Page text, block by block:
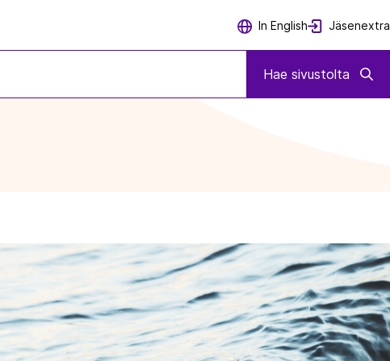
In English Jäsenextra
Hae sivustolta